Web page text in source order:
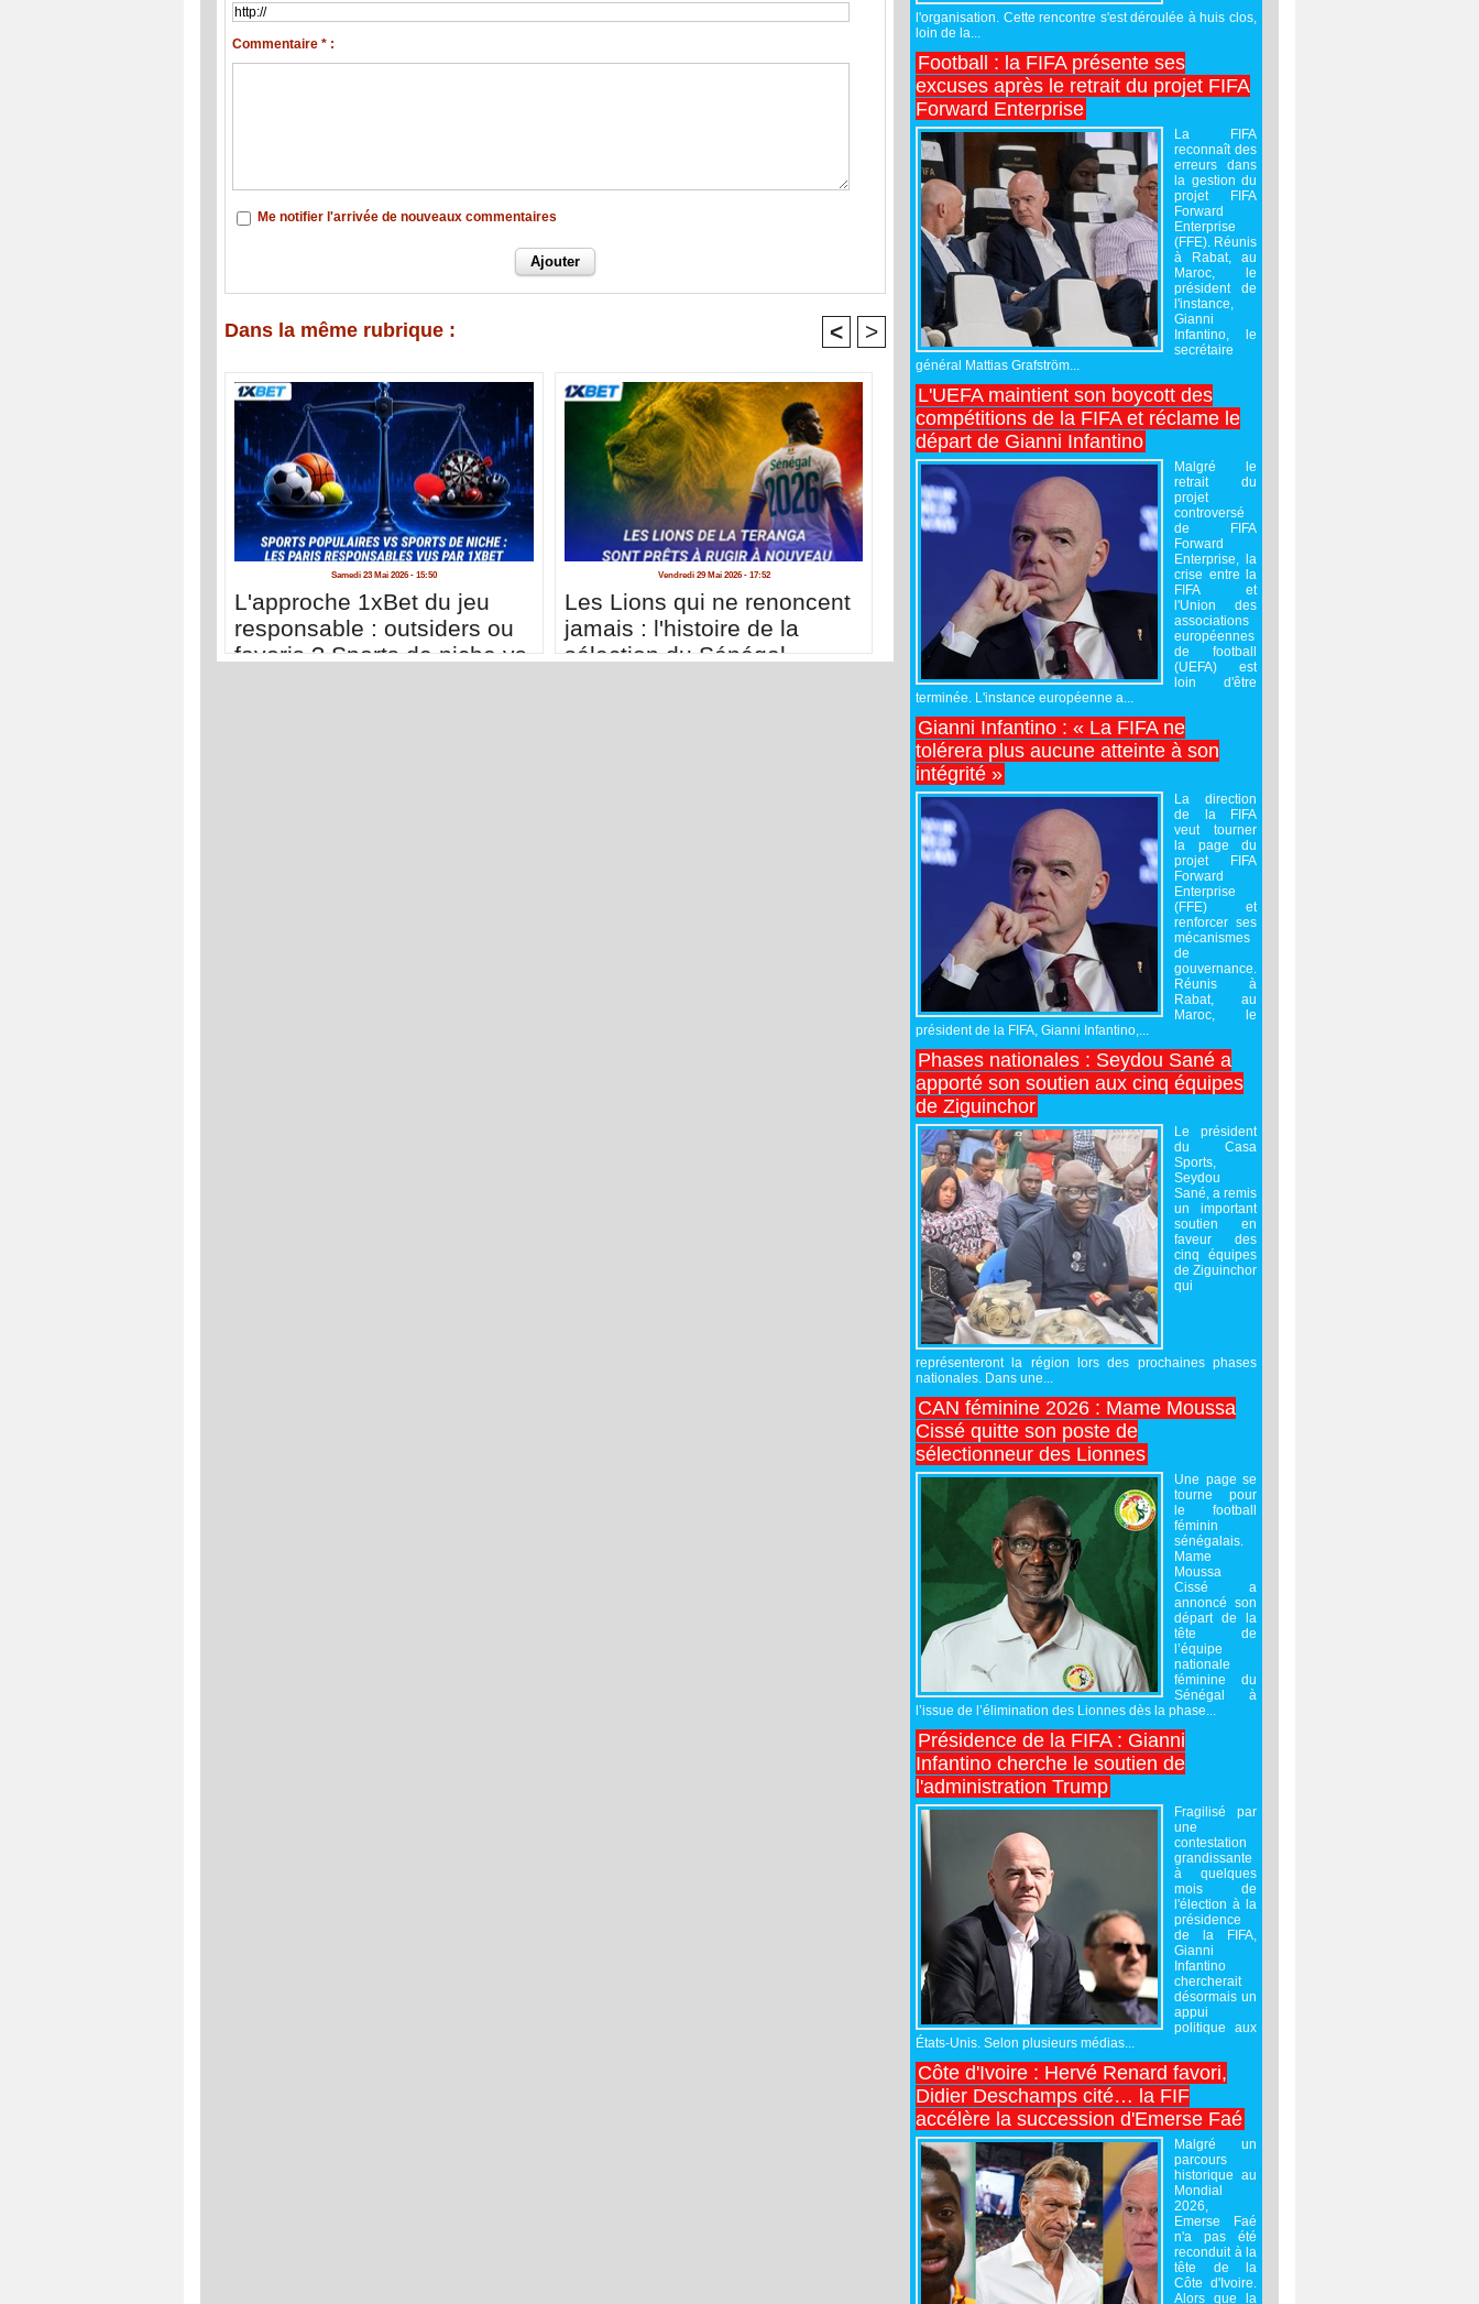
Commentaire * :
Me notifier l'arrivée de nouveaux commentaires
Dans la même rubrique : < >
Samedi 23 Mai 2026 - 15:50
L'approche 1xBet du jeu
responsable : outsiders ou
favoris ? Sports de niche vs
Vendredi 29 Mai 2026 - 17:52
Les Lions qui ne renoncent
jamais : l'histoire de la
sélection du Sénégal
l'organisation. Cette rencontre s'est déroulée à huis clos,
loin de la...
Football : la FIFA présente ses
excuses après le retrait du projet FIFA
Forward Enterprise
La FIFA
reconnaît des
erreurs dans
la gestion du
projet FIFA
Forward
Enterprise
(FFE). Réunis
à Rabat, au
Maroc, le
président de
l'instance,
Gianni
Infantino, le
secrétaire
général Mattias Grafström...
L'UEFA maintient son boycott des
compétitions de la FIFA et réclame le
départ de Gianni Infantino
Malgré le
retrait du
projet
controversé
de FIFA
Forward
Enterprise, la
crise entre la
FIFA et
l'Union des
associations
européennes
de football
(UEFA) est
loin d'être
terminée. L'instance européenne a...
Gianni Infantino : « La FIFA ne
tolérera plus aucune atteinte à son
intégrité »
La direction
de la FIFA
veut tourner
la page du
projet FIFA
Forward
Enterprise
(FFE) et
renforcer ses
mécanismes
de
gouvernance.
Réunis à
Rabat, au
Maroc, le
président de la FIFA, Gianni Infantino,...
Phases nationales : Seydou Sané a
apporté son soutien aux cinq équipes
de Ziguinchor
Le président
du Casa
Sports,
Seydou
Sané, a remis
un important
soutien en
faveur des
cinq équipes
de Ziguinchor
qui
représenteront la région lors des prochaines phases
nationales. Dans une...
CAN féminine 2026 : Mame Moussa
Cissé quitte son poste de
sélectionneur des Lionnes
Une page se
tourne pour
le football
féminin
sénégalais.
Mame
Moussa
Cissé a
annoncé son
départ de la
tête de
l’équipe
nationale
féminine du
Sénégal à
l’issue de l’élimination des Lionnes dès la phase...
Présidence de la FIFA : Gianni
Infantino cherche le soutien de
l'administration Trump
Fragilisé par
une
contestation
grandissante
à quelques
mois de
l'élection à la
présidence
de la FIFA,
Gianni
Infantino
chercherait
désormais un
appui
politique aux
États-Unis. Selon plusieurs médias...
Côte d'Ivoire : Hervé Renard favori,
Didier Deschamps cité… la FIF
accélère la succession d'Emerse Faé
Malgré un
parcours
historique au
Mondial
2026,
Emerse Faé
n'a pas été
reconduit à la
tête de la
Côte d'Ivoire.
Alors que la